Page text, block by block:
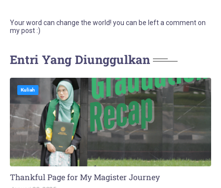
Your word can change the world! you can be left a comment on
my post :)
Entri Yang Diunggulkan
Kuliah
Thankful Page for My Magister Journey